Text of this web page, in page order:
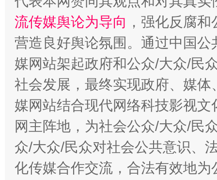
这是一记警钟！ 谢
在谋一域中谋全局
今
流传媒舆论为导向 ，强化反腐
营造良好舆论氛围。通过中国
媒网站架起政府和公众/大众/民
社会发展，最终实现政府、媒
媒网站结合现代网络科技影视
网主阵地，为社会公众/大众/民
众/大众/民众对社会公共意识、
化传媒合作交流，合法有效地